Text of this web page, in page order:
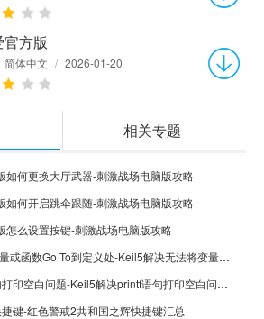
方版
简体中文 / 2026-01-20
相关专题
如何更换大厅武器-刺激战场电脑版攻略
如何开启跳伞跟随-刺激战场电脑版攻略
怎么设置按键-刺激战场电脑版攻略
Keil5怎么解决无法将变量或函数Go To到定义处-Keil5解决无法将变量或函数Go To到定义处的方法
Keil5怎么解决printf语句打印空白问题-Keil5解决printf语句打印空白问题的方法
键-红色警戒2共和国之辉快捷键汇总